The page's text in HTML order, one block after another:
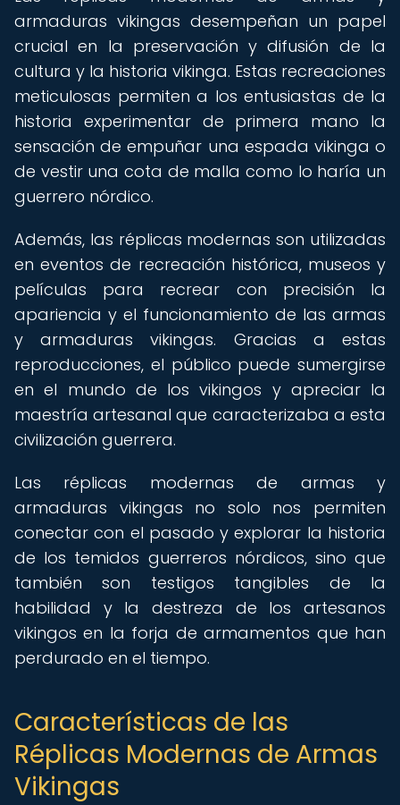
armaduras vikingas desempeñan un papel
crucial en la preservación y difusión de la
cultura y la historia vikinga. Estas recreaciones
meticulosas permiten a los entusiastas de la
historia experimentar de primera mano la
sensación de empuñar una espada vikinga o
de vestir una cota de malla como lo haría un
guerrero nórdico.
Además, las réplicas modernas son utilizadas
en eventos de recreación histórica, museos y
películas para recrear con precisión la
apariencia y el funcionamiento de las armas
y armaduras vikingas. Gracias a estas
reproducciones, el público puede sumergirse
en el mundo de los vikingos y apreciar la
maestría artesanal que caracterizaba a esta
civilización guerrera.
Las réplicas modernas de armas y
armaduras vikingas no solo nos permiten
conectar con el pasado y explorar la historia
de los temidos guerreros nórdicos, sino que
también son testigos tangibles de la
habilidad y la destreza de los artesanos
vikingos en la forja de armamentos que han
perdurado en el tiempo.
Características de las
Réplicas Modernas de Armas
Vikingas